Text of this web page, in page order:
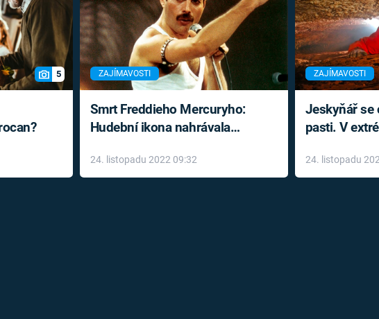
5 ZAJÍMAVOSTI
Smrt Freddieho Mercuryho:
Hudební ikona nahrávala
léky
24. listopadu 2022 09:32
ZAJÍMAVOSTI
Jeskyňář se
pasti. V
24. listopadu